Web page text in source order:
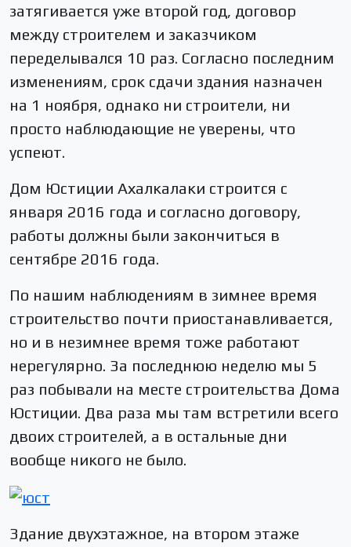
затягивается уже второй год, договор
между строителем и заказчиком
переделывался 10 раз. Согласно последним
изменениям, срок сдачи здания назначен
на 1 ноября, однако ни строители, ни
просто наблюдающие не уверены, что
успеют.
Дом Юстиции Ахалкалаки строится с
января 2016 года и согласно договору,
работы должны были закончиться в
сентябре 2016 года.
По нашим наблюдениям в зимнее время
строительство почти приостанавливается,
но и в незимнее время тоже работают
нерегулярно. За последнюю неделю мы 5
раз побывали на месте строительства Дома
Юстиции. Два раза мы там встретили всего
двоих строителей, а в остальные дни
вообще никого не было.
Здание двухэтажное, на втором этаже